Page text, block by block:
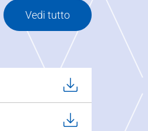
Vedi tutto